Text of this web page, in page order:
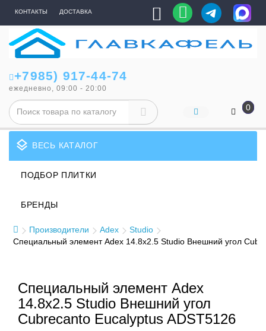
КОНТАКТЫ ДОСТАВКА
+7985) 917-44-74
ежедневно, 09:00 - 20:00
0
layers ВЕСЬ КАТАЛОГ
ПОДБОР ПЛИТКИ
БРЕНДЫ
Производители Adex
Studio
Специальный элемент Adex 14.8x2.5 Studio Внешний угол
Специальный элемент Adex
14.8x2.5 Studio Внешний угол
Cubrecanto Eucalyptus ADST5126